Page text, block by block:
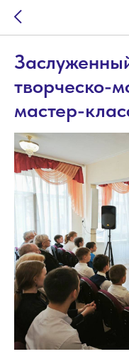
творческо-
мастер-